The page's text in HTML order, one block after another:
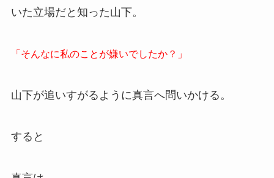
いた立場だと知った山下。
「そんなに私のことが嫌いでしたか？」
山下が追いすがるように真言へ問いかける。
すると